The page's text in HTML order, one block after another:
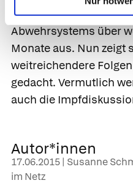
von einer kurzen
Abwehrsystems über
Monate aus. Nun zeigt
weitreichendere
gedacht. Vermutlich
auch die
Autor*innen
17.06.2015 | Susanne
im Netz